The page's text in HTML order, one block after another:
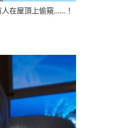
在屋頂上偷窺……！